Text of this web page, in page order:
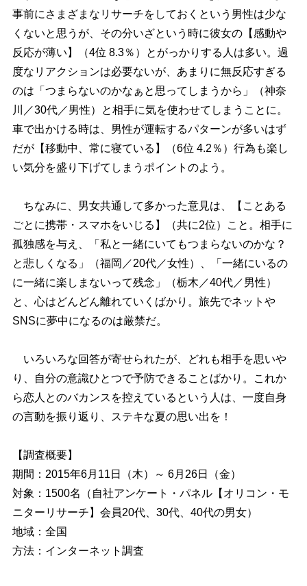
事前にさまざまなリサーチをしておくという男性は少な
くないと思うが、その分いざという時に彼女の【感動
反応が薄い】（4位 8.3％）とがっかりする人は多い。過
度なリアクションは必要ないが、あまりに無反応すぎる
のは「つまらないのかなぁと思ってしまうから」（神奈
川／30代／男性）と相手に気を使わせてしまうことに。
車で出かける時は、男性が運転するパターンが多いはず
だが【移動中、常に寝ている】（6位 4.2％）行為も楽し
い気分を盛り下げてしまうポイントのよう。
ちなみに、男女共通して多かった意見は、【ことある
ごとに携帯・スマホをいじる】（共に2位）こと。相手に
孤独感を与え、「私と一緒にいてもつまらないのかな？
と悲しくなる」（福岡／20代／女性）、「一緒にいるの
に一緒に楽しまないって残念」（栃木／40代／男性）
と、心はどんどん離れていくばかり。旅先でネット
SNSに夢中になるのは厳禁だ。
いろいろな回答が寄せられたが、どれも相手を思い
り、自分の意識ひとつで予防できることばかり。これか
ら恋人とのバカンスを控えているという人は、一度自身
の言動を振り返り、ステキな夏の思い出を！
【調査概要】
期間：2015年6月11日（木）～ 6月26日（金）
対象：1500名（自社アンケート・パネル【オリコン・モ
ニターリサーチ】会員20代、30代、40代の男女）
地域：全国
方法：インターネット調査